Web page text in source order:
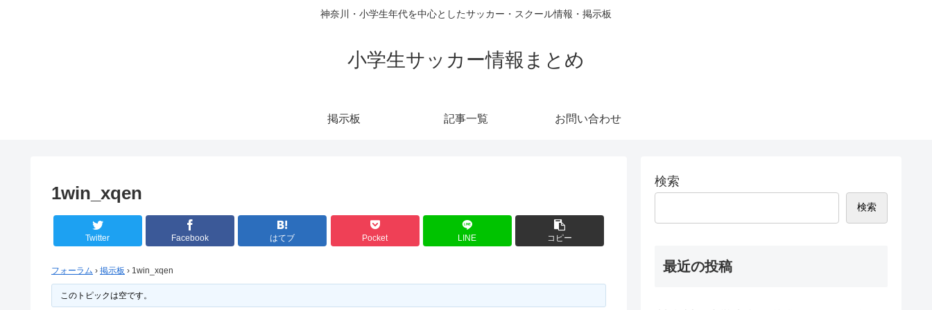
神奈川・小学生年代を中心としたサッカー・スクール情報・掲示板
小学生サッカー情報まとめ
掲示板 記事一覧 お問い合わせ
1win_xqen
Twitter Facebook はてブ Pocket LINE コピー
フォーラム › 掲示板 › 1win_xqen
このトピックは空です。
検索
検索
最近の投稿